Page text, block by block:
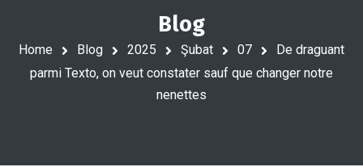
Blog
Home Blog 2025 Şubat 07
De draguant
parmi Texto, on veut constater sauf que changer notre
nenettes